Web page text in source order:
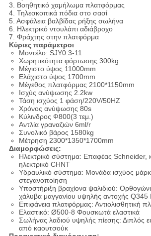
3. Βοηθητικό χαμήλωμα πλατφόρμας
4. Τηλεσκοπικά πόδια στο σασί
5. Ασφάλεια βαλβίδας ρήξης σωλήνα
6. Ηλεκτρικό ντουλάπι αδιάβροχο
7. Φράχτης στην πλατφόρμα
Κύριες παράμετροι
Μοντέλο: SJY0.3-11
Χωρητικότητα φόρτωσης 300kg
Μέγιστο ύψος 11000mm
Ελάχιστο ύψος 1700mm
Μέγεθος πλατφόρμας 2100*1150mm
Ισχύς ανύψωσης 2.2kw
Τάση ισχύος 1 φάση/220V/50HZ
Χρόνος ανύψωσης 80s
Κύλινδρος Ф800(3 τεμ.)
Αντλία γραναζιών 6ml/r
Συνολικό βάρος 1580kg
Μέτρηση 2300*1350*1700mm
Διαμορφώσεις:
Ηλεκτρικό σύστημα: Επαφέας Schneider,
ηλεκτρικό CHNT
Υδραυλικό σύστημα: Μονάδα ισχύος
στεγανοποίηση
Υποστήριξη βραχίονα ψαλιδιού:
χάλυβα μαγγανίου υψηλής αντοχής Q345
Επιφάνεια πλατφόρμας: Αντιολισθητική
Ελαστικό: Ø500-8 Φουσκωτά ελαστικά
Σωλήνας λαδιού υψηλής πίεσης: Διπλός
από καουτσούκ